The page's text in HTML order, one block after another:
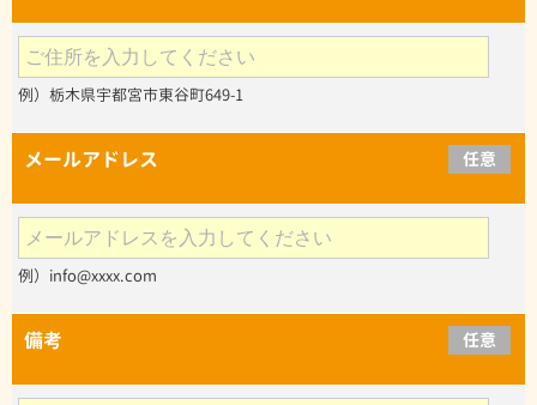
例）栃木県宇都宮市東谷町649-1
メールアドレス 任意
例）info@xxxx.com
備考 任意